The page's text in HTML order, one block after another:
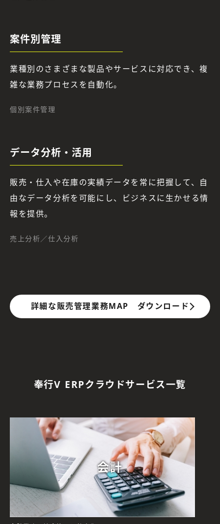
案件別管理
業種別のさまざまな製品やサービスに対応でき、複
雑な業務プロセスを自動化。
個別案件管理
データ分析・活用
販売・仕入や在庫の実績データを常に把握して、自
由なデータ分析を可能にし、ビジネスに生かせる情
報を提供。
売上分析／仕入分析
詳細な販売管理業務MAP ダウンロード
奉行V ERPクラウドサービス一覧
会計